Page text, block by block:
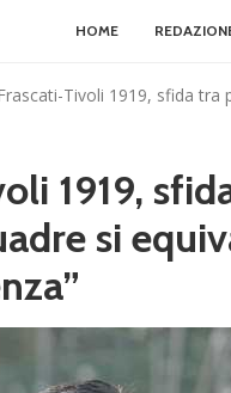
HOME
Tivoli 1919, sfida tra
1919,
si